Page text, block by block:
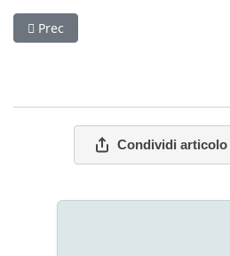
Articolo precedente:
Prec
Condividi articolo